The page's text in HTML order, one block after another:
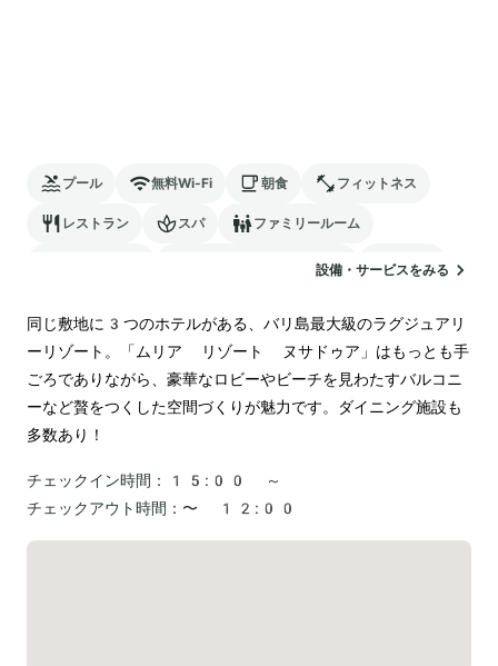
プール 無料Wi-Fi 朝食 フィットネス
レストラン スパ ファミリールーム
24時間対応のフロント 駐車場
設備・サービスをみる
同じ敷地に3つのホテルがある、バリ島最大級のラグジュアリ
ーリゾート。「ムリア リゾート ヌサドゥア」はもっとも手
ごろでありながら、豪華なロビーやビーチを見わたすバルコニ
ーなど贅をつくした空間づくりが魅力です。ダイニング施設も
多数あり！
チェックイン時間：
15:00 ～
チェックアウト時間： 〜 12:00